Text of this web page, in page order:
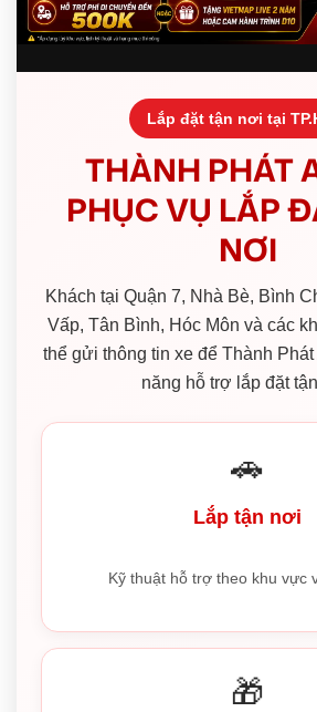
Lắp đặt tận nơi tại
THÀNH PHÁT
PHỤC VỤ LẮP
NƠI
Khách tại Quận 7, Nhà Bè, Bình
Vấp, Tân Bình, Hóc Môn và các
thể gửi thông tin xe để Thành Phát
năng hỗ trợ lắp đặt
🚗
Lắp tận nơi
Kỹ thuật hỗ trợ theo khu vực
🎁